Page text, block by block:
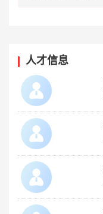
人才信息